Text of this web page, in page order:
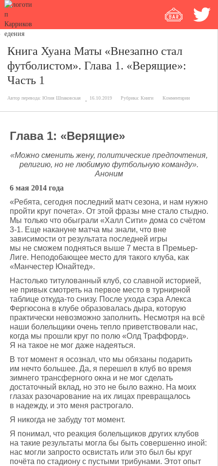
Книга Хуана Маты «Внезапно стал
футболистом». Глава 1. «Верящие»:
Часть 1
Автор перевода: Юлия Шпаковская 16.10.2019 Рубрика: Книги Комментарии
Глава 1: «Верящие»
«Можно сменить жену, политические предпочтения,
религию, но не любимую футбольную команду».
Аноним
6 мая 2014 года
«Ребята, сегодня последний матч сезона, и нам нужно
пройти круг почета». От этой фразы мне стало стыдно.
Мы только что обыграли «Халл Сити» дома со счётом
3-1. Еще накануне матча мы знали, что вне
зависимости от результата последней игры
мы не сможем подняться выше 7 места в Премьер-
Лиге. Неподобающее место для такого клуба, как
«Манчестер Юнайтед».
Настолько титулованный клуб, со славной историей,
не привык смотреть на первое место в турнирной
таблице откуда-то снизу. После ухода сэра Алекса
Фергюсона в клубе образовалась дыра, которую
практически невозможно заполнить. Несмотря на всё
наши болельщики очень тепло приветствовали нас,
когда мы прошли круг по полю «Олд Траффорд».
Я на такое не мог даже надеяться.
В тот момент я осознал, что мы обязаны подарить
им нечто большее. Да, я перешел в клуб во время
зимнего трансферного окна и не мог сделать
достаточный вклад, но это не было важно. На моих
глазах разочарование на их лицах превращалось
в надежду, и это меня растрогало.
Я никогда не забуду тот момент.
Я понимал, что реакция болельщиков других клубов
на такие результаты могла бы быть совершенно иной:
нас могли запросто освистать или это был бы круг
почёта по стадиону с пустыми трибунами. Этот опыт